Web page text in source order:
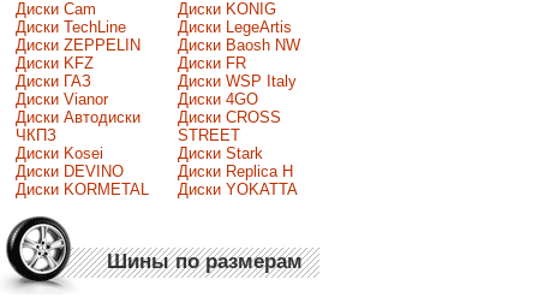
Диски Cam
Диски TechLine
Диски ZEPPELIN
Диски KFZ
Диски ГАЗ
Диски Vianor
Диски Автодиски
ЧКПЗ
Диски Kosei
Диски DEVINO
Диски KORMETAL
Диски KONIG
Диски LegeArtis
Диски Baosh NW
Диски FR
Диски WSP Italy
Диски 4GO
Диски CROSS
STREET
Диски Stark
Диски Replica H
Диски YOKATTA
Шины по размерам